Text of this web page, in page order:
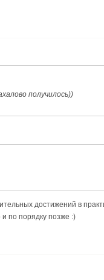
получилось))
достижений в
и по порядку позже :)